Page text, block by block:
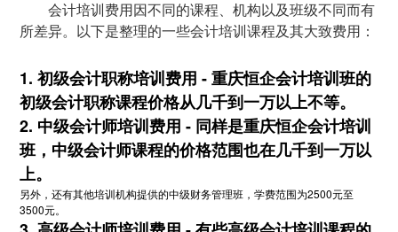
会计培训费用因不同的课程、机构以及班级不同而有
所差异。以下是整理的一些会计培训课程及其大致费用：
1. 初级会计职称培训费用 - 重庆恒企会计培训班的
初级会计职称课程价格从几千到一万以上不等。
2. 中级会计师培训费用 - 同样是重庆恒企会计培训
班，中级会计师课程的价格范围也在几千到一万以
上。
另外，还有其他培训机构提供的中级财务管理班，学费范围为2500元至
3500元。